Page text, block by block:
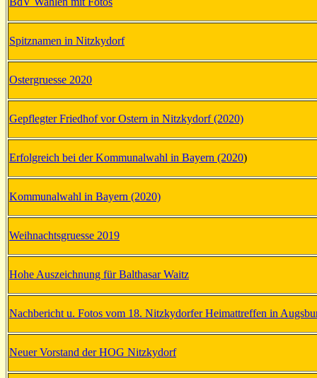
Spitznamen in Nitzkydorf
Ostergruesse 2020
Gepflegter Friedhof vor Ostern in Nitzkydorf (2020)
Erfolgreich bei der Kommunalwahl in Bayern (2020)
Kommunalwahl in Bayern (2020)
Weihnachtsgruesse 2019
Hohe Auszeichnung für Balthasar Waitz
Nachbericht u. Fotos vom 18. Nitzkydorfer Heimattreffen in
Neuer Vorstand der HOG Nitzkydorf